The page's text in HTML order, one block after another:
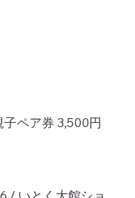
ペア券 3,500円